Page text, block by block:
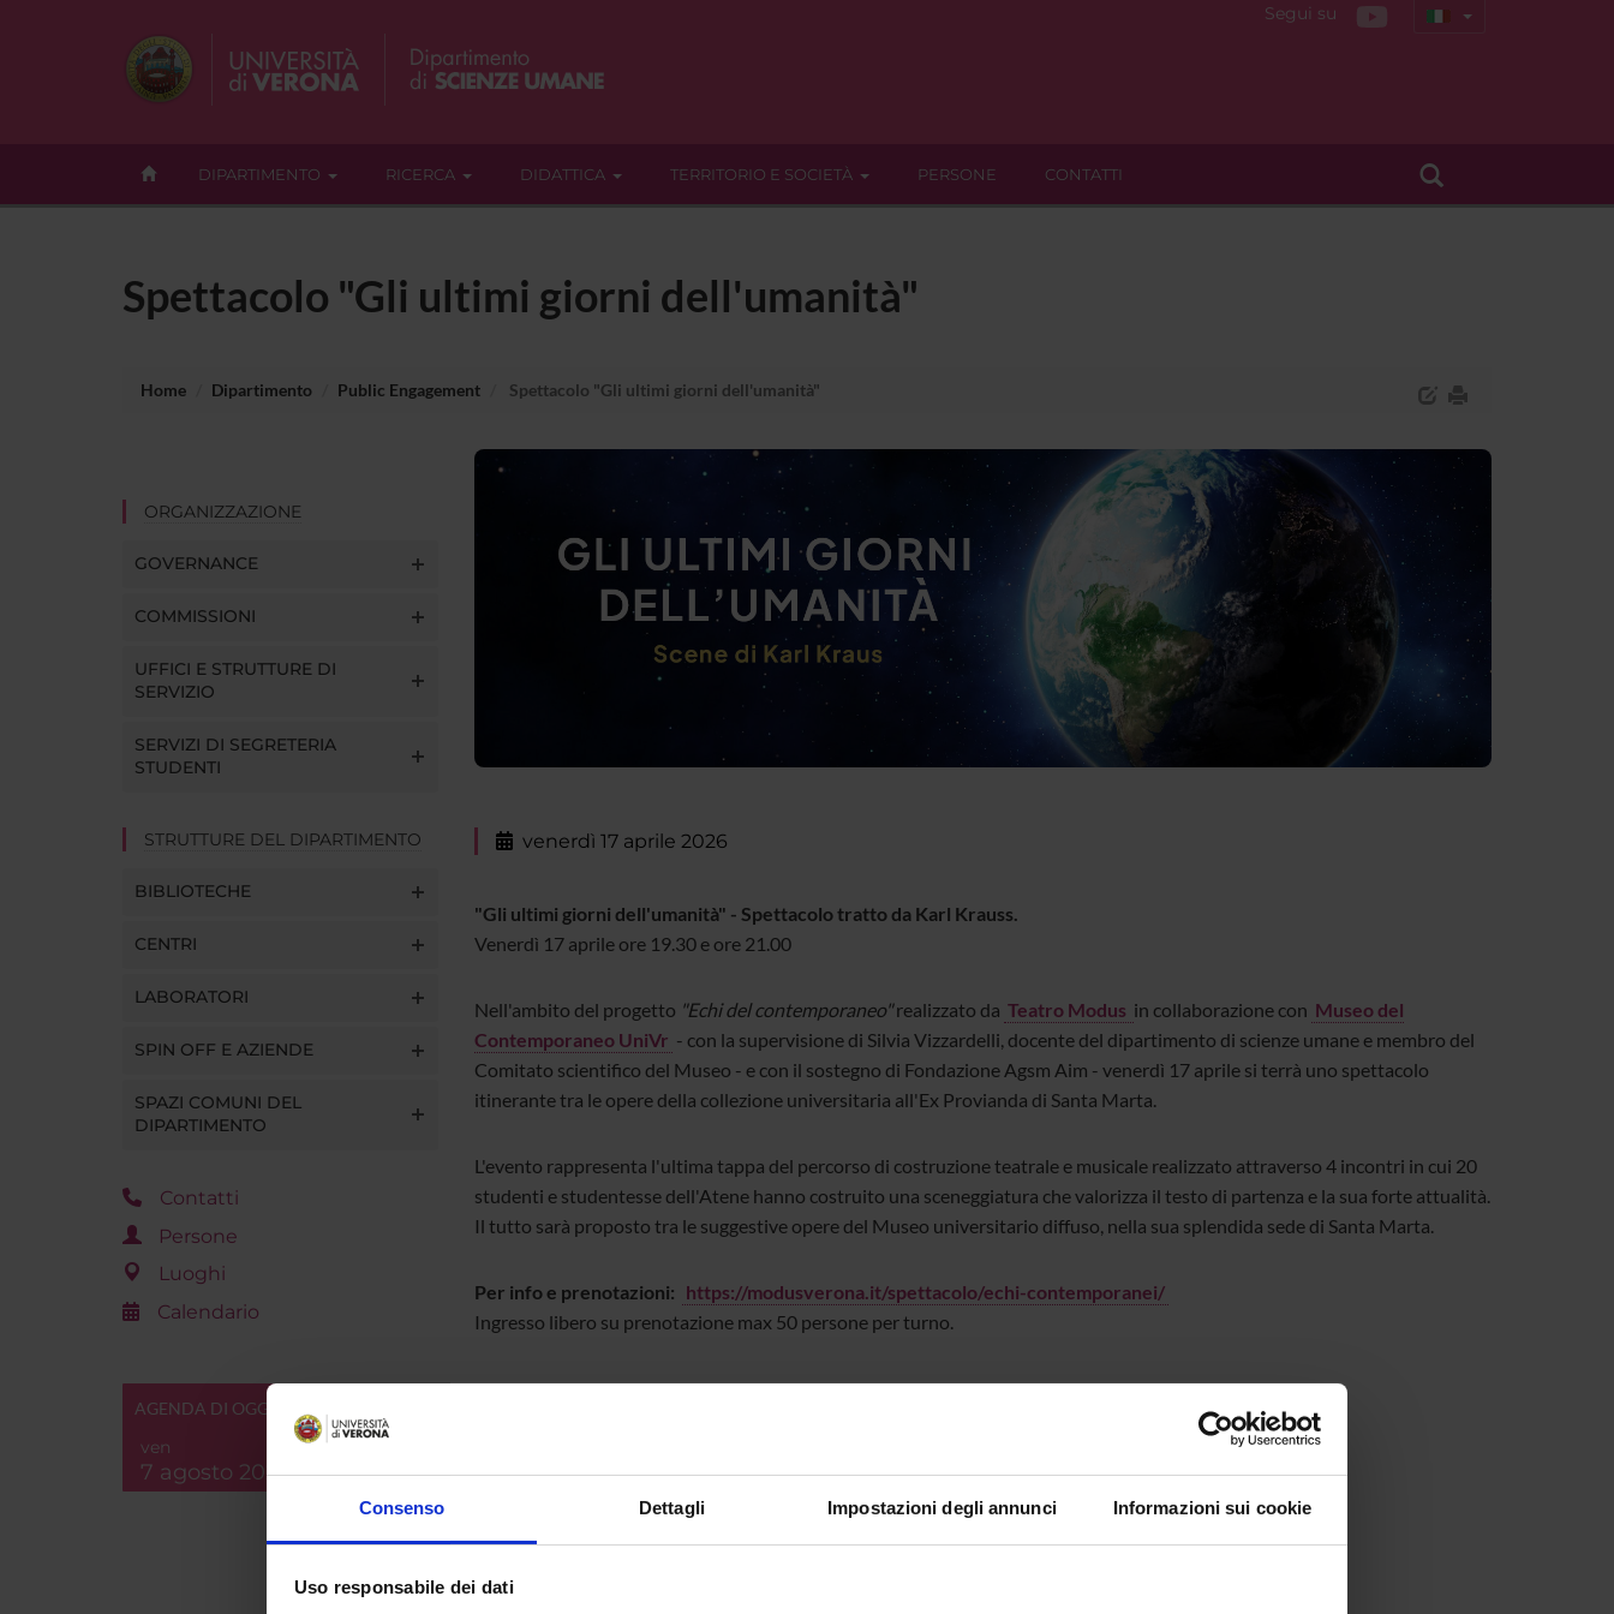
Consenso Dettagli Impostazioni degli annunci Informazioni sui cookie
Uso responsabile dei dati
Segui su
DIPARTIMENTO RICERCA DIDATTICA TERRITORIO E SOCIETÀ PERSONE CONTATTI
Spettacolo "Gli ultimi giorni dell'umanità"
Home Dipartimento Public Engagement Spettacolo "Gli ultimi giorni dell'umanità"
ORGANIZZAZIONE
GOVERNANCE
COMMISSIONI
UFFICI E STRUTTURE DI
SERVIZIO
SERVIZI DI SEGRETERIA
STUDENTI
STRUTTURE DEL DIPARTIMENTO
BIBLIOTECHE
CENTRI
LABORATORI
SPIN OFF E AZIENDE
SPAZI COMUNI DEL
DIPARTIMENTO
Contatti
Persone
Luoghi
Calendario
AGENDA DI OGGI
ven
7 agosto 2026
venerdì 17 aprile 2026
"Gli ultimi giorni dell'umanità" - Spettacolo tratto da Karl Krauss.
Venerdì 17 aprile ore 19.30 e ore 21.00
Nell'ambito del progetto "Echi del contemporaneo"realizzato da Teatro Modus in collaborazione con Museo del
Contemporaneo UniVr - con la supervisione di Silvia Vizzardelli, docente del dipartimento di scienze umane e membro del
Comitato scientifico del Museo - e con il sostegno di Fondazione Agsm Aim - venerdì 17 aprile si terrà uno spettacolo
itinerante tra le opere della collezione universitaria all'Ex Provianda di Santa Marta.
L'evento rappresenta l'ultima tappa del percorso di costruzione teatrale e musicale realizzato attraverso 4 incontri in cui 20
studenti e studentesse dell'Atene hanno costruito una sceneggiatura che valorizza il testo di partenza e la sua forte attualità.
Il tutto sarà proposto tra le suggestive opere del Museo universitario diffuso, nella sua splendida sede di Santa Marta.
Per info e prenotazioni: https://modusverona.it/spettacolo/echi-contemporanei/
Ingresso libero su prenotazione max 50 persone per turno.
Locandina (jpeg, it, 328 KB, 10/04/26)
Referente